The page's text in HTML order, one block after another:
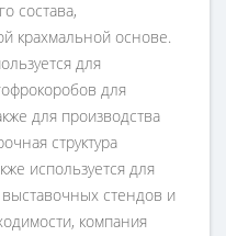
состава,
крахмальной основе.
для
для
для производства
структура
используется для
стендов и
компания